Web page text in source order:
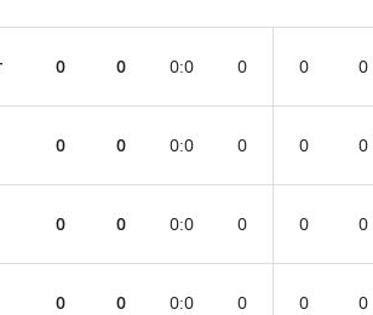
0 0 0:0 0 0 0
0 0 0:0 0 0 0
0 0 0:0 0 0 0
0 0 0:0 0 0 0